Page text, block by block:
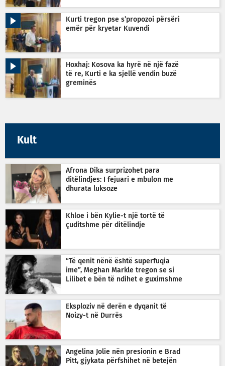
Kurti tregon pse s’propozoi përsëri
emër për kryetar Kuvendi
Hoxhaj: Kosova ka hyrë në një fazë
të re, Kurti e ka sjellë vendin buzë
greminës
Kult
Afrona Dika surprizohet para
ditëlindjes: I fejuari e mbulon me
dhurata luksoze
Khloe i bën Kylie-t një tortë të
çuditshme për ditëlindje
“Të qenit nënë është superfuqia
ime”, Meghan Markle tregon se si
Lilibet e bën të ndihet e guximshme
Eksploziv në derën e dyqanit të
Noizy-t në Durrës
Angelina Jolie nën presionin e Brad
Pitt, gjykata përfshihet në betejën